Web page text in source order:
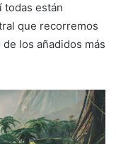
todas están
que recorremos
de los añadidos más